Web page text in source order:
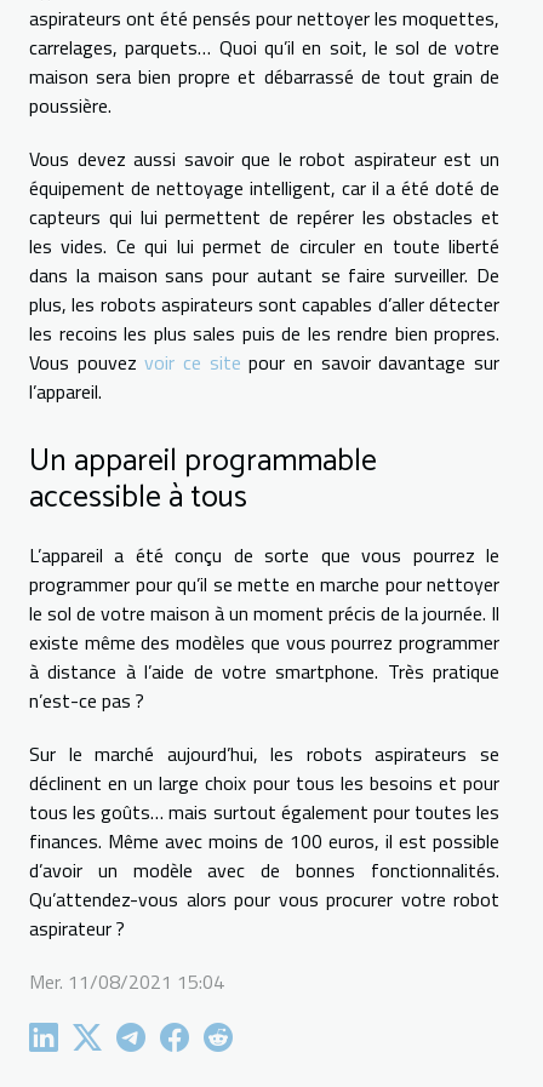
aspirateurs ont été pensés pour nettoyer les moquettes,
carrelages, parquets… Quoi qu’il en soit, le sol de votre
maison sera bien propre et débarrassé de tout grain de
poussière.
Vous devez aussi savoir que le robot aspirateur est un
équipement de nettoyage intelligent, car il a été doté de
capteurs qui lui permettent de repérer les obstacles et
les vides. Ce qui lui permet de circuler en toute liberté
dans la maison sans pour autant se faire surveiller. De
plus, les robots aspirateurs sont capables d’aller détecter
les recoins les plus sales puis de les rendre bien propres.
Vous pouvezvoir ce site pour en savoir davantage sur
l’appareil.
Un appareil programmable
accessible à tous
L’appareil a été conçu de sorte que vous pourrez le
programmer pour qu’il se mette en marche pour nettoyer
le sol de votre maison à un moment précis de la journée. Il
existe même des modèles que vous pourrez programmer
à distance à l’aide de votre smartphone. Très pratique
n’est-ce pas ?
Sur le marché aujourd’hui, les robots aspirateurs se
déclinent en un large choix pour tous les besoins et pour
tous les goûts… mais surtout également pour toutes les
finances. Même avec moins de 100 euros, il est possible
d’avoir un modèle avec de bonnes fonctionnalités.
Qu’attendez-vous alors pour vous procurer votre robot
aspirateur ?
Mer. 11/08/2021 15:04